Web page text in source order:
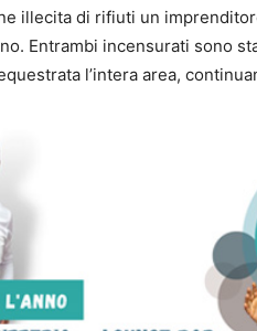
illecita di rifiuti un
Entrambi incensurati sono
l’intera area,